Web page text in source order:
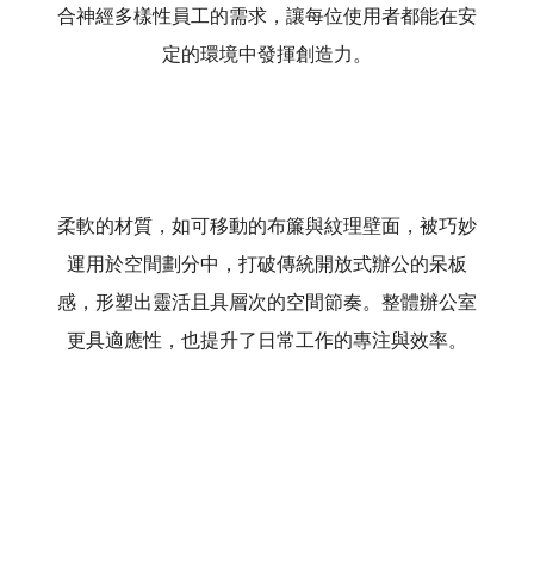
合神經多樣性員工的需求，讓每位使用者都能在安
定的環境中發揮創造力。
柔軟的材質，如可移動的布簾與紋理壁面，被巧妙
運用於空間劃分中，打破傳統開放式辦公的呆板
感，形塑出靈活且具層次的空間節奏。整體辦公室
更具適應性，也提升了日常工作的專注與效率。